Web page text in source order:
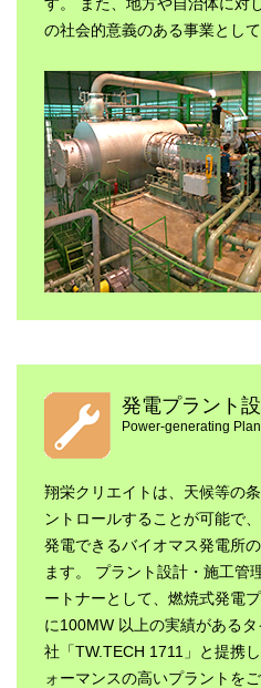
の社会的意義のある事業として
発電プラント
Power-generating
翔栄クリエイトは、天候等の
ントロールすることが可能で
発電できるバイオマス発電所
ます。 プラント設計・施工管
ートナーとして、燃焼式発電
に100MW 以上の実績がある
社「TW.TECH 1711」と提携
ォーマンスの高いプラントを